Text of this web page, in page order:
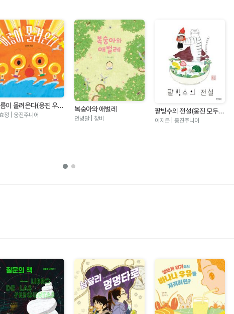
이 몰려온다(웅진 우리
책 123)
정 | 웅진주니어
복숭아와 애벌레
안녕달 | 창비
팥빙수의 전설(웅진 모두의
그림책 21)
이지은 | 웅진주니어